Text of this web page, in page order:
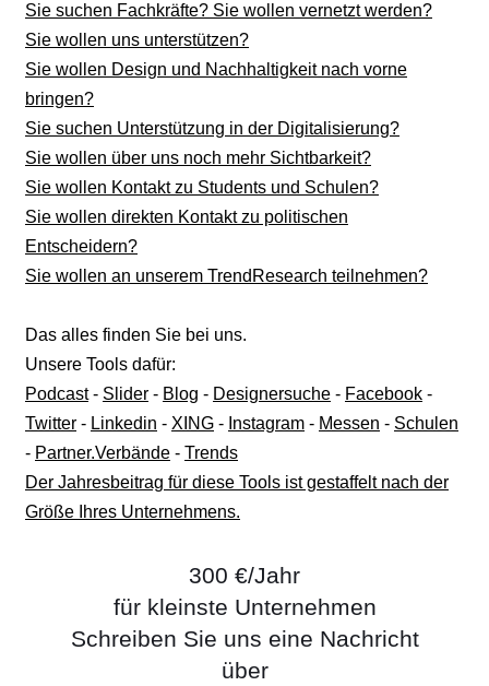
Sie suchen Fachkräfte? Sie wollen vernetzt werden?
Sie wollen uns unterstützen?
Sie wollen Design und Nachhaltigkeit nach vorne
bringen?
Sie suchen Unterstützung in der Digitalisierung?
Sie wollen über uns noch mehr Sichtbarkeit?
Sie wollen Kontakt zu Students und Schulen?
Sie wollen direkten Kontakt zu politischen
Entscheidern?
Sie wollen an unserem TrendResearch teilnehmen?
Das alles finden Sie bei uns.
Unsere Tools dafür:
Podcast- Slider - Blog - Designersuche - Facebook -
Twitter - Linkedin - XING - Instagram - Messen - Schulen
- Partner.Verbände - Trends
Der Jahresbeitrag für diese Tools ist gestaffelt nach der
Größe Ihres Unternehmens.
300 €/Jahr
für kleinste Unternehmen
Schreiben Sie uns eine Nachricht
über